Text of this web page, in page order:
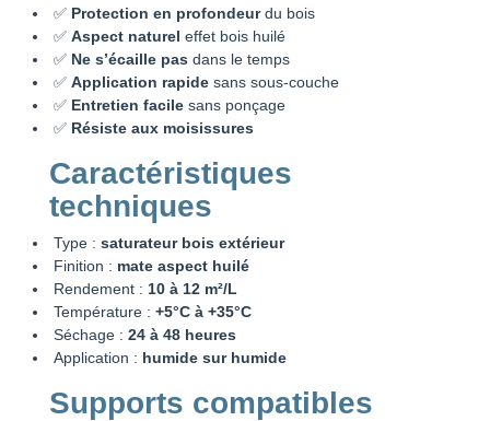
✅ Protection en profondeurdu bois
✅ Aspect naturel effet bois huilé
✅ Ne s’écaille pas dans le temps
✅ Application rapide sans sous-couche
✅ Entretien facile sans ponçage
✅ Résiste aux moisissures
Caractéristiques
techniques
Type : saturateur bois extérieur
Finition : mate aspect huilé
Rendement : 10 à 12 m²/L
Température : +5°C à +35°C
Séchage : 24 à 48 heures
Application : humide sur humide
Supports compatibles